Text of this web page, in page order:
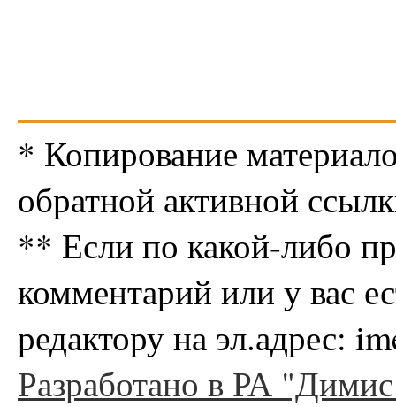
* Копирование
обратной активной
** Если по какой-либо
комментарий или у вас
редактору на эл.адрес:
Разработано в РА